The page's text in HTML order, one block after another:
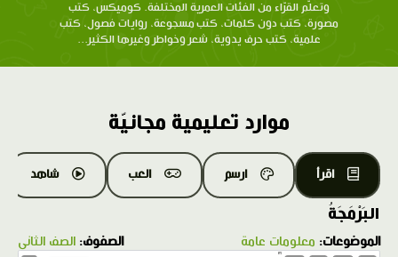
وتعلّم القرّاء من الفئات العمرية المختلفة. كوميكس، كتب
مصورة، كتب دون كلمات، كتب مسجوعة، روايات فصول، كتب
علمية، كتب حرف يدوية، شعر وخواطر وغيرها الكثير...
موارد تعليمية مجانيّة
اقرأ ارسم العب شاهد
البَرْمَجَةُ
الموضوعات: معلومات عامة الصفوف: الصف الثاني